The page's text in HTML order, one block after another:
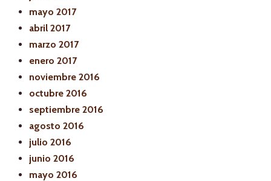
mayo 2017
abril 2017
marzo 2017
enero 2017
noviembre 2016
octubre 2016
septiembre 2016
agosto 2016
julio 2016
junio 2016
mayo 2016